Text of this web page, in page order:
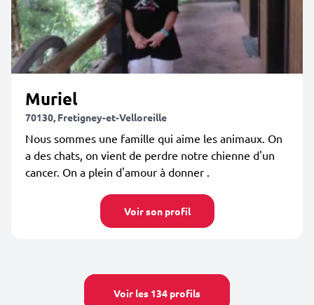
Muriel
70130, Fretigney-et-Velloreille
Nous sommes une famille qui aime les animaux. On
a des chats, on vient de perdre notre chienne d'un
cancer. On a plein d'amour à donner .
Voir son profil
Voir les 134 profils